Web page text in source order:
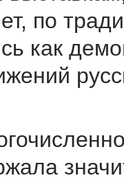
по
как